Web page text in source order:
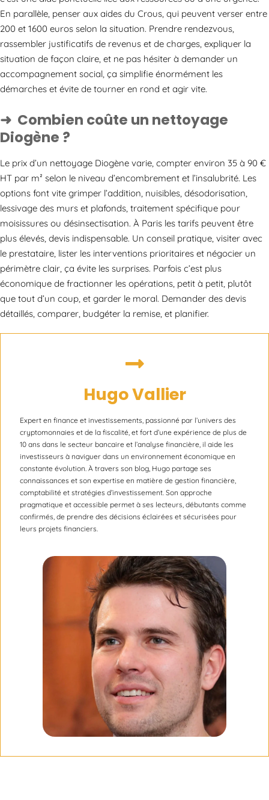
En parallèle, penser aux aides du Crous, qui peuvent verser entre
200 et 1600 euros selon la situation. Prendre rendezvous,
rassembler justificatifs de revenus et de charges, expliquer la
situation de façon claire, et ne pas hésiter à demander un
accompagnement social, ça simplifie énormément les
démarches et évite de tourner en rond et agir vite.
Combien coûte un nettoyage
Diogène ?
Le prix d’un nettoyage Diogène varie, compter environ 35 à 90 €
HT par m² selon le niveau d’encombrement et l’insalubrité. Les
options font vite grimper l’addition, nuisibles, désodorisation,
lessivage des murs et plafonds, traitement spécifique pour
moisissures ou désinsectisation. À Paris les tarifs peuvent être
plus élevés, devis indispensable. Un conseil pratique, visiter avec
le prestataire, lister les interventions prioritaires et négocier un
périmètre clair, ça évite les surprises. Parfois c’est plus
économique de fractionner les opérations, petit à petit, plutôt
que tout d’un coup, et garder le moral. Demander des devis
détaillés, comparer, budgéter la remise, et planifier.
Hugo Vallier
Expert en finance et investissements, passionné par l’univers des
cryptomonnaies et de la fiscalité, et fort d’une expérience de plus de
10 ans dans le secteur bancaire et l’analyse financière, il aide les
investisseurs à naviguer dans un environnement économique en
constante évolution. À travers son blog, Hugo partage ses
connaissances et son expertise en matière de gestion financière,
comptabilité et stratégies d’investissement. Son approche
pragmatique et accessible permet à ses lecteurs, débutants comme
confirmés, de prendre des décisions éclairées et sécurisées pour
leurs projets financiers.